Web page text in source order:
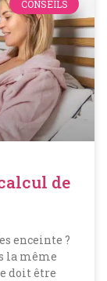
CONSEILS
de
enceinte ?
la même
doit être